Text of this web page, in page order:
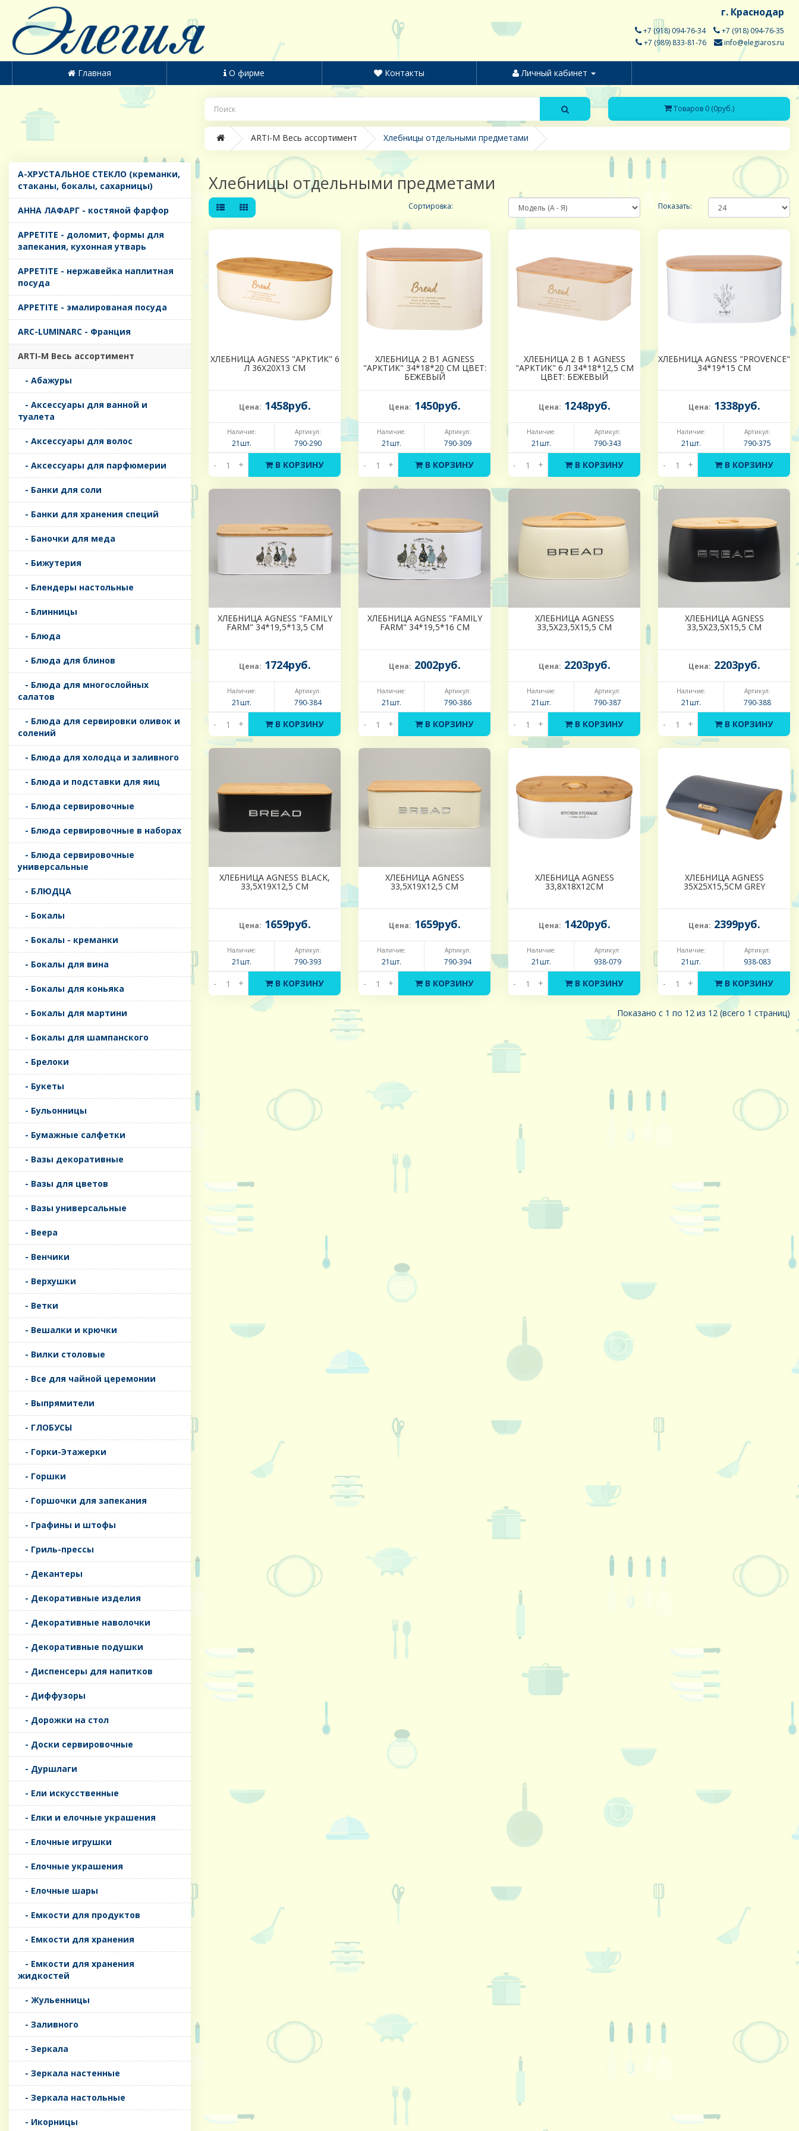
г. Краснодар
+7 (918) 094-76-34
+7 (918) 094-76-35
+7 (989) 833-81-76
info@elegiaros.ru
Главная О фирме Контакты Личный кабинет
Товаров 0 (0руб.)
ARTI-M Весь ассортимент Хлебницы отдельными предметами
A-ХРУСТАЛЬНОЕ СТЕКЛО (креманки,
стаканы, бокалы, сахарницы)
AHHA ЛАФАРГ - костяной фарфор
APPETITE - доломит, формы для
запекания, кухонная утварь
APPETITE - нержавейка наплитная
посуда
APPETITE - эмалированая посуда
ARC-LUMINARC - Франция
ARTI-M Весь ассортимент
- Абажуры
- Аксессуары для ванной и
туалета
- Аксессуары для волос
- Аксессуары для парфюмерии
- Банки для соли
- Банки для хранения специй
- Баночки для меда
- Бижутерия
- Блендеры настольные
- Блинницы
- Блюда
- Блюда для блинов
- Блюда для многослойных
салатов
- Блюда для сервировки оливок и
солений
- Блюда для холодца и заливного
- Блюда и подставки для яиц
- Блюда сервировочные
- Блюда сервировочные в наборах
- Блюда сервировочные
универсальные
- БЛЮДЦА
- Бокалы
- Бокалы - креманки
- Бокалы для вина
- Бокалы для коньяка
- Бокалы для мартини
- Бокалы для шампанского
- Брелоки
- Букеты
- Бульонницы
- Бумажные салфетки
- Вазы декоративные
- Вазы для цветов
- Вазы универсальные
- Веера
- Венчики
- Верхушки
- Ветки
- Вешалки и крючки
- Вилки столовые
- Все для чайной церемонии
- Выпрямители
- ГЛОБУСЫ
- Горки-Этажерки
- Горшки
- Горшочки для запекания
- Графины и штофы
- Гриль-прессы
- Декантеры
- Декоративные изделия
- Декоративные наволочки
- Декоративные подушки
- Диспенсеры для напитков
- Диффузоры
- Дорожки на стол
- Доски сервировочные
- Дуршлаги
- Ели искусственные
- Елки и елочные украшения
- Елочные игрушки
- Елочные украшения
- Елочные шары
- Емкости для продуктов
- Емкости для хранения
- Емкости для хранения
жидкостей
- Жульенницы
- Заливного
- Зеркала
- Зеркала настенные
- Зеркала настольные
- Икорницы
Хлебницы отдельными предметами
Сортировка: Показать:
ХЛЕБНИЦА AGNESS "АРКТИК" 6
Л 36X20X13 СМ
Цена: 1458руб.
Наличие:
21шт.
Артикул:
790-290
- + В КОРЗИНУ
ХЛЕБНИЦА 2 В1 AGNESS
"АРКТИК" 34*18*20 СМ ЦВЕТ:
БЕЖЕВЫЙ
Цена: 1450руб.
Наличие:
21шт.
Артикул:
790-309
- + В КОРЗИНУ
ХЛЕБНИЦА 2 В 1 AGNESS
"АРКТИК" 6 Л 34*18*12,5 СМ
ЦВЕТ: БЕЖЕВЫЙ
Цена: 1248руб.
Наличие:
21шт.
Артикул:
790-343
- + В КОРЗИНУ
ХЛЕБНИЦА AGNESS "PROVENCE"
34*19*15 СМ
Цена: 1338руб.
Наличие:
21шт.
Артикул:
790-375
- + В КОРЗИНУ
ХЛЕБНИЦА AGNESS "FAMILY
FARM" 34*19,5*13,5 СМ
Цена: 1724руб.
Наличие:
21шт.
Артикул:
790-384
- + В КОРЗИНУ
ХЛЕБНИЦА AGNESS "FAMILY
FARM" 34*19,5*16 СМ
Цена: 2002руб.
Наличие:
21шт.
Артикул:
790-386
- + В КОРЗИНУ
ХЛЕБНИЦА AGNESS
33,5Х23,5Х15,5 СМ
Цена: 2203руб.
Наличие:
21шт.
Артикул:
790-387
- + В КОРЗИНУ
ХЛЕБНИЦА AGNESS
33,5Х23,5Х15,5 СМ
Цена: 2203руб.
Наличие:
21шт.
Артикул:
790-388
- + В КОРЗИНУ
ХЛЕБНИЦА AGNESS BLACK,
33,5Х19Х12,5 СМ
Цена: 1659руб.
Наличие:
21шт.
Артикул:
790-393
- + В КОРЗИНУ
ХЛЕБНИЦА AGNESS
33,5Х19Х12,5 СМ
Цена: 1659руб.
Наличие:
21шт.
Артикул:
790-394
- + В КОРЗИНУ
ХЛЕБНИЦА AGNESS
33,8Х18Х12СМ
Цена: 1420руб.
Наличие:
21шт.
Артикул:
938-079
- + В КОРЗИНУ
ХЛЕБНИЦА AGNESS
35Х25Х15,5СМ GREY
Цена: 2399руб.
Наличие:
21шт.
Артикул:
938-083
- + В КОРЗИНУ
Показано с 1 по 12 из 12 (всего 1 страниц)